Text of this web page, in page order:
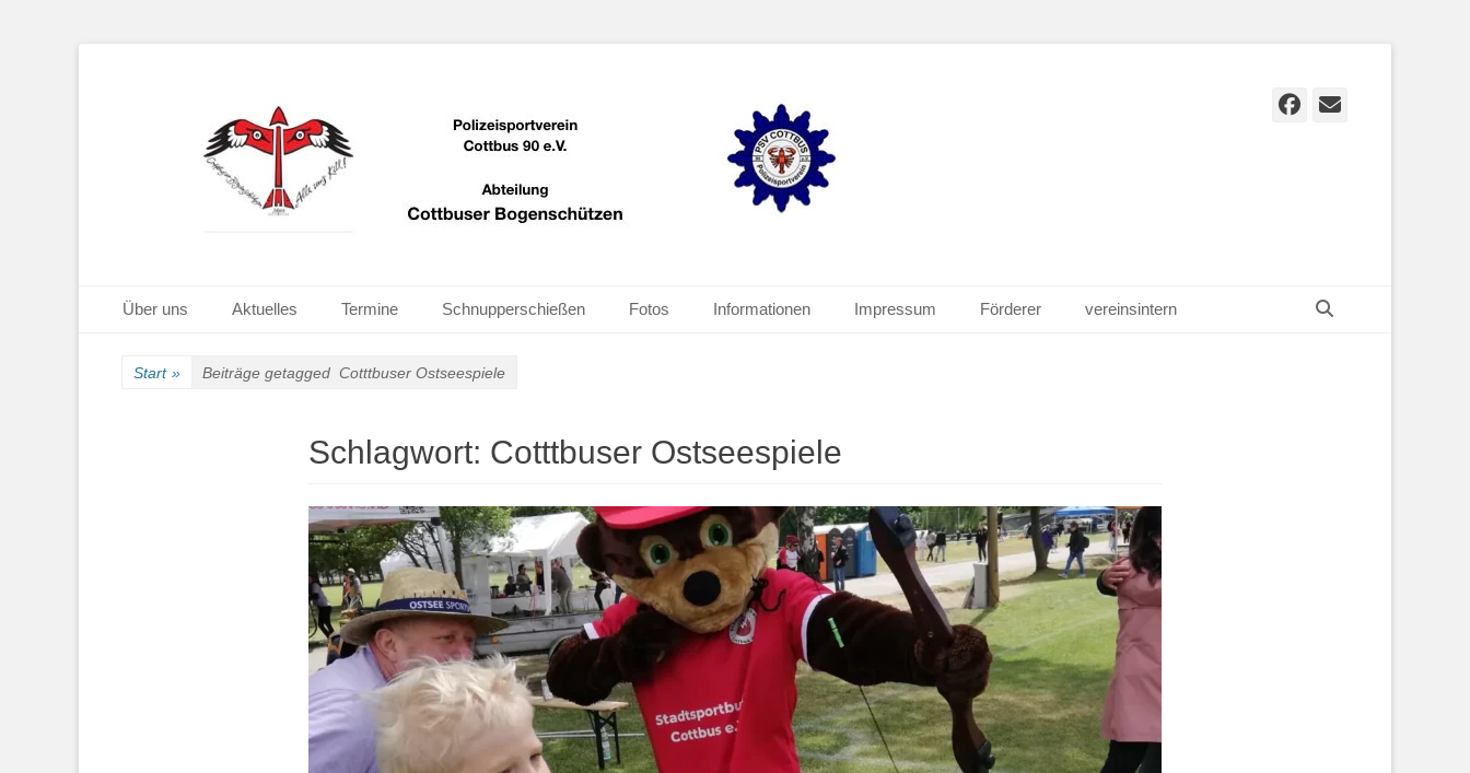
Cottbuser Bogenschützen Facebook
E-
Primäres Menü
Zum
Inhalt
Über uns Aktuelles Termine Schnupperschießen Fotos Informationen Impressum Förderer vereinsintern
Start » Beiträge getagged Cotttbuser Ostseespiele
Schlagwort: Cotttbuser Ostseespiele